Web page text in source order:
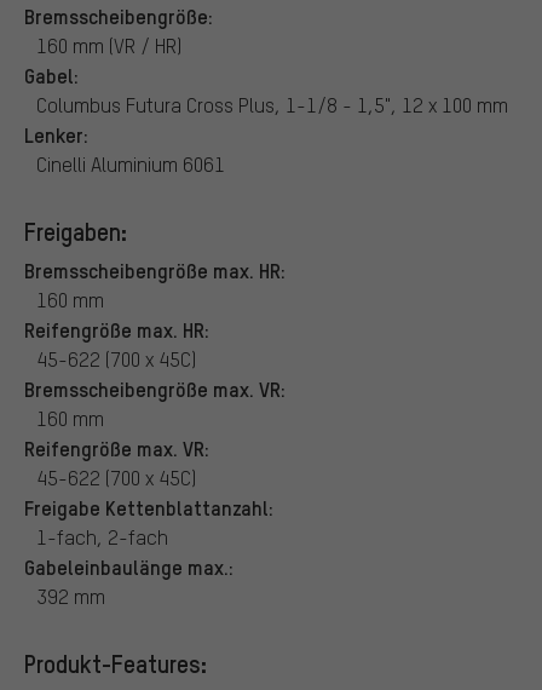
Bremsscheibengröße:
160 mm (VR / HR)
Gabel:
Columbus Futura Cross Plus, 1-1/8 - 1,5", 12 x 100 mm
Lenker:
Cinelli Aluminium 6061
Freigaben:
Bremsscheibengröße max. HR:
160 mm
Reifengröße max. HR:
45-622 (700 x 45C)
Bremsscheibengröße max. VR:
160 mm
Reifengröße max. VR:
45-622 (700 x 45C)
Freigabe Kettenblattanzahl:
1-fach, 2-fach
Gabeleinbaulänge max.:
392 mm
Produkt-Features: